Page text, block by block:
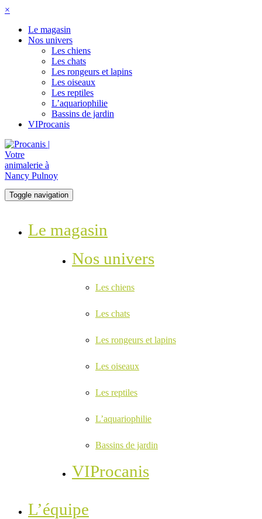
×
Le magasin
Nos univers
Les chiens
Les chats
Les rongeurs et lapins
Les oiseaux
Les reptiles
L’aquariophilie
Bassins de jardin
VIProcanis
Toggle navigation
Le magasin
Nos univers
Les chiens
Les chats
Les rongeurs et lapins
Les oiseaux
Les reptiles
L’aquariophilie
Bassins de jardin
VIProcanis
L’équipe